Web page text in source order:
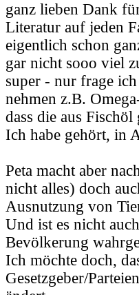
ganz lieben Dank
Literatur auf jeden
eigentlich schon
gar nicht sooo viel
super - nur frage
nehmen z.B.
dass die aus Fischöl
Ich habe gehört, in
Peta macht aber
nicht alles) doch
Ausnutzung von
Und ist es nicht
Bevölkerung
Ich möchte doch,
Gesetzgeber/